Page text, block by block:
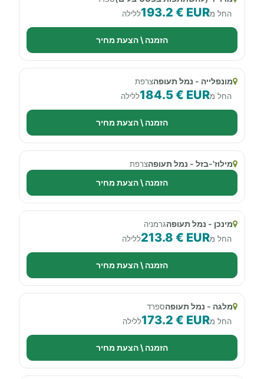
החל מ193.2 € EURללילה
הזמנה \ הצעת מחיר
מונפלייה - נמל תעופהצרפת
החל מ184.5 € EURללילה
הזמנה \ הצעת מחיר
מילוז'-בזל - נמל תעופהצרפת
הזמנה \ הצעת מחיר
מינכן - נמל תעופהגרמניה
החל מ213.8 € EURללילה
הזמנה \ הצעת מחיר
מלגה - נמל תעופהספרד
החל מ173.2 € EURללילה
הזמנה \ הצעת מחיר